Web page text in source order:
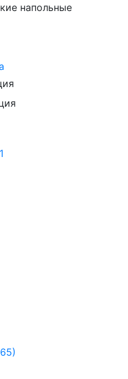
напольные